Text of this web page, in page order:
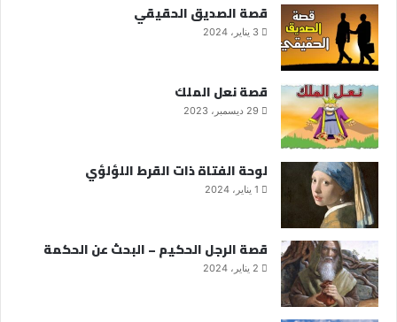
قصة الصديق الحقيقي
3 يناير، 2024
قصة نعل الملك
29 ديسمبر، 2023
لوحة الفتاة ذات القرط اللؤلؤي
1 يناير، 2024
قصة الرجل الحكيم – البحث عن الحكمة
2 يناير، 2024